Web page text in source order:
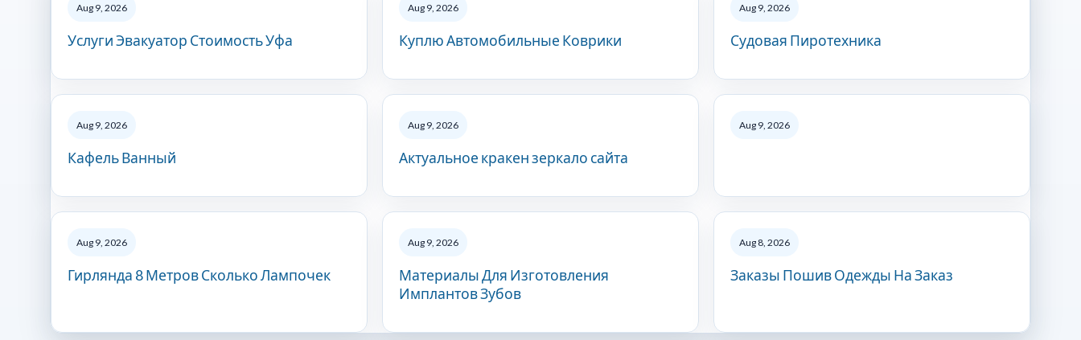
Aug 9, 2026
Услуги Эвакуатор Стоимость Уфа
Aug 9, 2026
Куплю Автомобильные Коврики
Aug 9, 2026
Судовая Пиротехника
Aug 9, 2026
Кафель Ванный
Aug 9, 2026
Актуальное кракен зеркало сайта
Aug 9, 2026
Aug 9, 2026
Гирлянда 8 Метров Сколько Лампочек
Aug 9, 2026
Материалы Для Изготовления
Имплантов Зубов
Aug 8, 2026
Заказы Пошив Одежды На Заказ